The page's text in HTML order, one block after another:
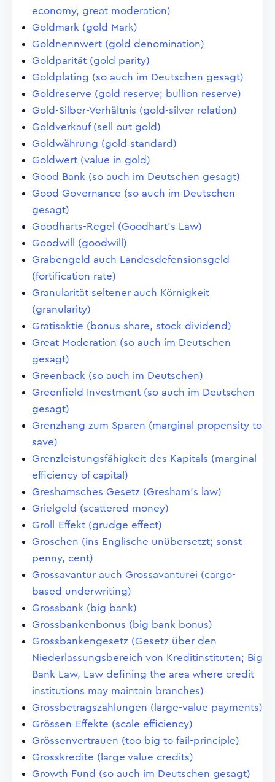
economy, great moderation)
Goldmark (gold Mark)
Goldnennwert (gold denomination)
Goldparität (gold parity)
Goldplating (so auch im Deutschen gesagt)
Goldreserve (gold reserve; bullion reserve)
Gold-Silber-Verhältnis (gold-silver relation)
Goldverkauf (sell out gold)
Goldwährung (gold standard)
Goldwert (value in gold)
Good Bank (so auch im Deutschen gesagt)
Good Governance (so auch im Deutschen
gesagt)
Goodharts-Regel (Goodhart's Law)
Goodwill (goodwill)
Grabengeld auch Landesdefensionsgeld
(fortification rate)
Granularität seltener auch Körnigkeit
(granularity)
Gratisaktie (bonus share, stock dividend)
Great Moderation (so auch im Deutschen
gesagt)
Greenback (so auch im Deutschen)
Greenfield Investment (so auch im Deutschen
gesagt)
Grenzhang zum Sparen (marginal propensity to
save)
Grenzleistungsfähigkeit des Kapitals (marginal
efficiency of capital)
Greshamsches Gesetz (Gresham's law)
Grielgeld (scattered money)
Groll-Effekt (grudge effect)
Groschen (ins Englische unübersetzt; sonst
penny, cent)
Grossavantur auch Grossavanturei (cargo-
based underwriting)
Grossbank (big bank)
Grossbankenbonus (big bank bonus)
Grossbankengesetz (Gesetz über den
Niederlassungsbereich von Kreditinstituten; Big
Bank Law, Law defining the area where credit
institutions may maintain branches)
Grossbetragszahlungen (large-value payments)
Grössen-Effekte (scale efficiency)
Grössenvertrauen (too big to fail-principle)
Grosskredite (large value credits)
Growth Fund (so auch im Deutschen gesagt)